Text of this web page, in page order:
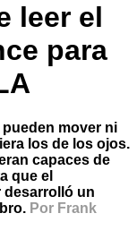
leer el
para
pueden mover ni
los de los ojos.
capaces de
que el
desarrolló un
Por Frank